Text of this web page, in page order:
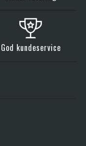
God kundeservice